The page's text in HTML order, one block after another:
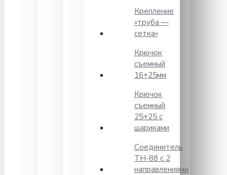
Крепление
«труба —
сетка»
Крючок
съемный
16+25мм
Крючок
съемный
25+25 с
шариками
Соединитель
TH-88 с 2
направлениями